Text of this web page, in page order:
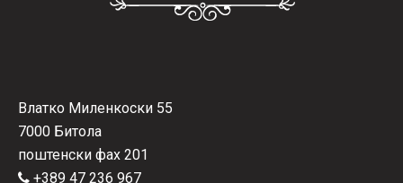
Влатко Миленкоски 55
7000 Битола
поштенски фах 201
+389 47 236 967